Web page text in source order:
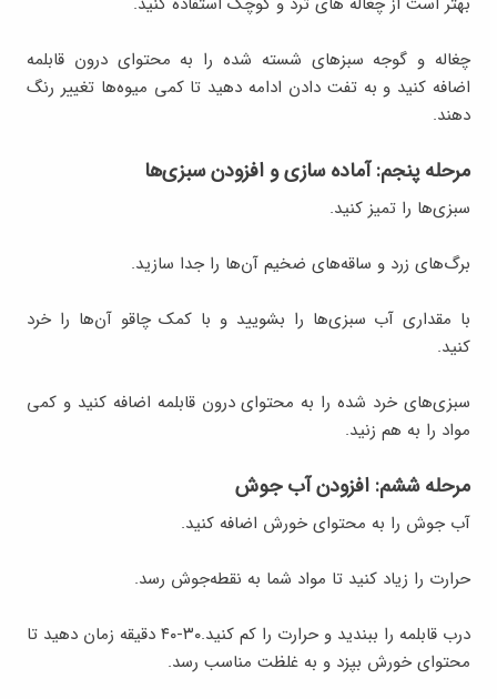
چغاله و گوجه سبزهای شسته شده را به محتوای درون قابلمه
اضافه کنید و به تفت دادن ادامه دهید تا کمی میوه‌ها تغییر رنگ
دهند.
مرحله پنجم: آماده سازی و افزودن سبزی‌ها
سبزی‌ها را تمیز کنید.
برگ‌های زرد و ساقه‌های ضخیم آن‌ها را جدا سازید.
با مقداری آب سبزی‌ها را بشویید و با کمک چاقو آن‌ها را خرد
کنید.
سبزی‌های خرد شده را به محتوای درون قابلمه اضافه کنید و کمی
مواد را به هم زنید.
مرحله ششم: افزودن آب جوش
آب جوش را به محتوای خورش اضافه کنید.
حرارت را زیاد کنید تا مواد شما به نقطه‌جوش رسد.
درب قابلمه را ببندید و حرارت را کم کنید.۳۰-۴۰ دقیقه زمان دهید تا
محتوای خورش بپزد و به غلظت مناسب رسد.